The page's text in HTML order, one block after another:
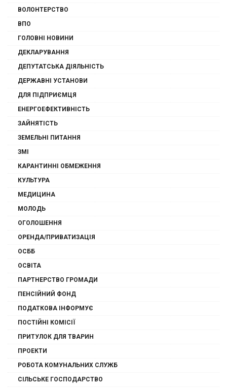
ВОЛОНТЕРСТВО
ВПО
ГОЛОВНІ НОВИНИ
ДЕКЛАРУВАННЯ
ДЕПУТАТСЬКА ДІЯЛЬНІСТЬ
ДЕРЖАВНІ УСТАНОВИ
ДЛЯ ПІДПРИЄМЦЯ
ЕНЕРГОЕФЕКТИВНІСТЬ
ЗАЙНЯТІСТЬ
ЗЕМЕЛЬНІ ПИТАННЯ
ЗМІ
КАРАНТИННІ ОБМЕЖЕННЯ
КУЛЬТУРА
МЕДИЦИНА
МОЛОДЬ
ОГОЛОШЕННЯ
ОРЕНДА/ПРИВАТИЗАЦІЯ
ОСББ
ОСВІТА
ПАРТНЕРСТВО ГРОМАДИ
ПЕНСІЙНИЙ ФОНД
ПОДАТКОВА ІНФОРМУЄ
ПОСТІЙНІ КОМІСІЇ
ПРИТУЛОК ДЛЯ ТВАРИН
ПРОЕКТИ
РОБОТА КОМУНАЛЬНИХ СЛУЖБ
СІЛЬСЬКЕ ГОСПОДАРСТВО